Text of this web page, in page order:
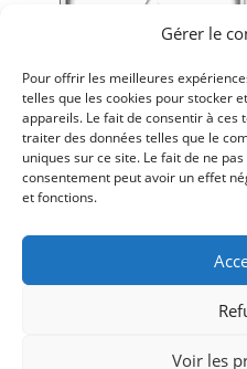
Gérer le
Pour offrir les meilleures
telles que les cookies pour stocker
appareils. Le fait de consentir à ces
traiter des données telles que le
uniques sur ce site. Le fait de ne
consentement peut avoir un effet
et fonctions.
Voir les